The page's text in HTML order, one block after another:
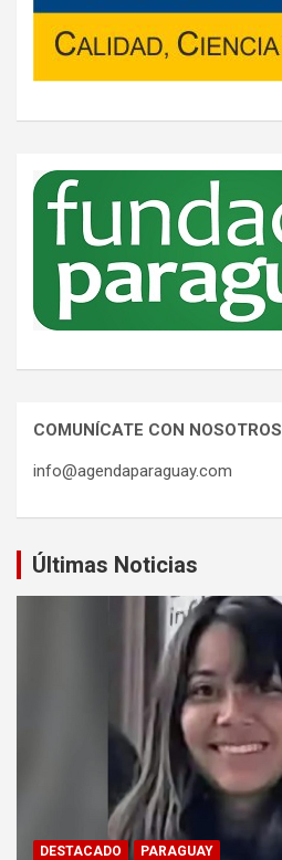
COMUNÍCATE CON NOSOTROS
info@agendaparaguay.com
Últimas Noticias
DESTACADO PARAGUAY